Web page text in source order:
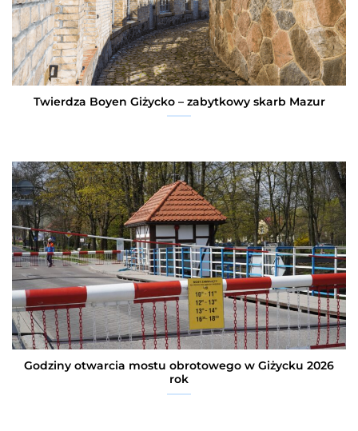
Twierdza Boyen Giżycko – zabytkowy skarb Mazur
Godziny otwarcia mostu obrotowego w Giżycku 2026
rok